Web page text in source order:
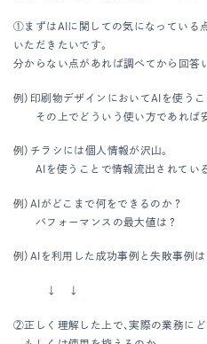
①まずはAIに関しての気になっている
いただきたいです。
分からない点があれば調べてから回答
例）印刷物デザインにおいてAIを使う
その上でどういう使い方であれば
例）チラシには個人情報が沢山。
AIを使うことで情報流出されてい
例）AIがどこまで何をできるのか？
パフォーマンスの最大値は？
例）AIを利用した成功事例と失敗事例は
②正しく理解した上で、実際の業務にど